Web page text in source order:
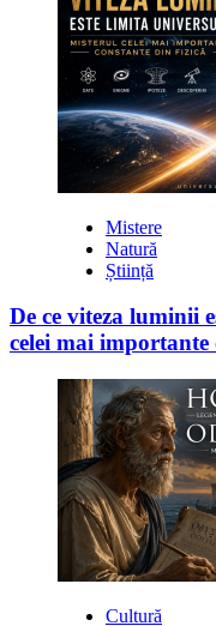
Mistere
Natură
Știință
De ce viteza luminii
celei mai
Cultură